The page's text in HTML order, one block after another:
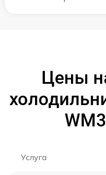
Цены
Услуга